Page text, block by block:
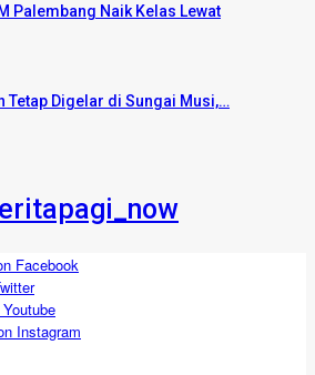
Palembang Naik Kelas Lewat
Tetap Digelar di Sungai Musi,…
Facebook
Instagram